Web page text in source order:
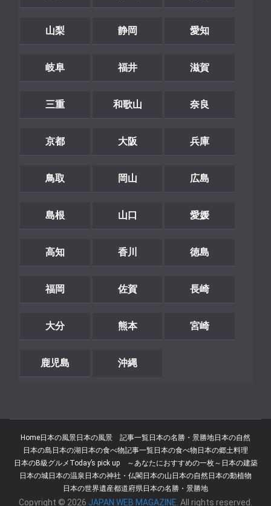
山梨 静岡 愛知
岐阜 福井 滋賀
三重 和歌山 奈良
京都 大阪 兵庫
鳥取 岡山 広島
島根 山口 愛媛
高知 香川 徳島
福岡 佐賀 長崎
大分 熊本 宮崎
鹿児島 沖縄
Home日本の風景日本の風景 記事一覧日本の名勝・景勝地日本の自然
日本の島 日本の湖 日本の食べ物記事一覧日本の食べ物 日本の郷土料理
日本のB級グルメ Today’s pick up ～あなたにおすすめの一枚～ 日本の建築
日本の城日本の温泉 日本の神社・仏閣 日本の山 日本の自然日本の動植物
日本の世界遺産都道府県日本の名勝・景勝地
Copyright © 2026 JAPAN WEB MAGAZINE . All rights reserved.